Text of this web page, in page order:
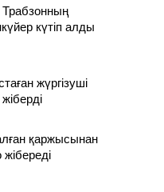
күтіп алды
жүргізуші
қаржысынан